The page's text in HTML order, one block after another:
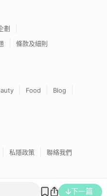
下一篇
劃
條款及細則
Food
Blog
私隱政策 聯絡我們